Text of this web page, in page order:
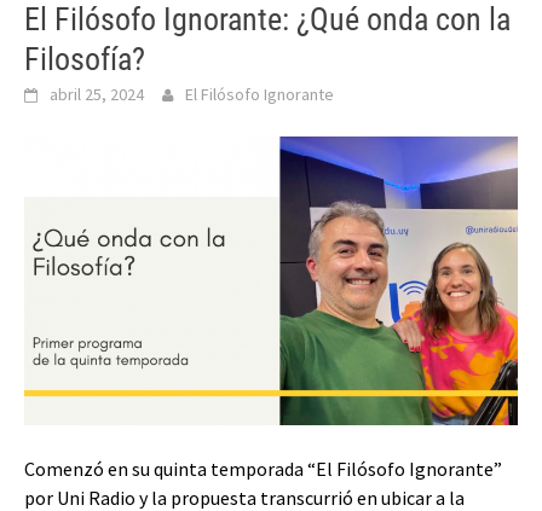
El Filósofo Ignorante: ¿Qué onda con la
Filosofía?
abril 25, 2024 El Filósofo Ignorante
Comenzó en su quinta temporada “El Filósofo Ignorante”
por Uni Radio y la propuesta transcurrió en ubicar a la